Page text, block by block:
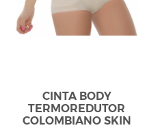
CINTA BODY
TERMOREDUTOR
COLOMBIANO SKIN